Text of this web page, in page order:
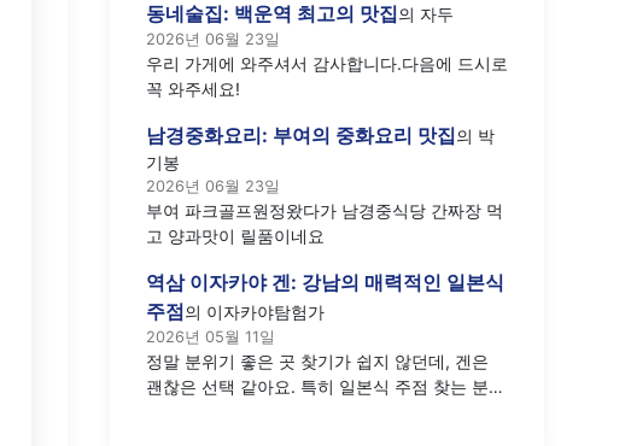
동네술집: 백운역 최고의 맛집의 자두
2026년 06월 23일
우리 가게에 와주셔서 감사합니다.다음에 드시로
꼭 와주세요!
남경중화요리: 부여의 중화요리 맛집의 박
기봉
2026년 06월 23일
부여 파크골프원정왔다가 남경중식당 간짜장 먹
고 양과맛이 릴품이네요
역삼 이자카야 겐: 강남의 매력적인 일본식
주점의 이자카야탐험가
2026년 05월 11일
정말 분위기 좋은 곳 찾기가 쉽지 않던데, 겐은
괜찮은 선택 같아요. 특히 일본식 주점 찾는 분들